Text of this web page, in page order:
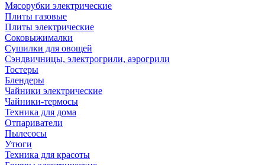
Мясорубки электрические
Плиты газовые
Плиты электрические
Соковыжималки
Сушилки для овощей
Сэндвичницы, электрогрили, аэрогрили
Тостеры
Блендеры
Чайники электрические
Чайники-термосы
Техника для дома
Отпариватели
Пылесосы
Утюги
Техника для красоты